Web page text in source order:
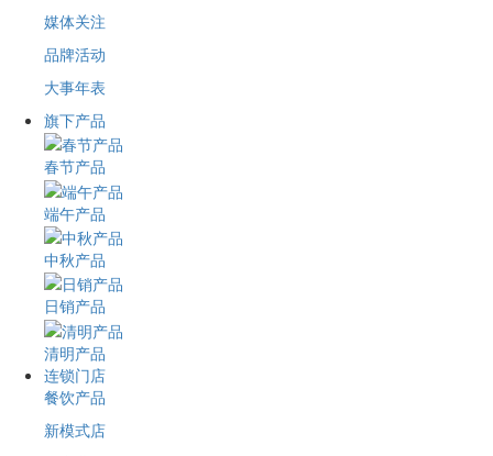
媒体关注
品牌活动
大事年表
旗下产品
春节产品
端午产品
中秋产品
日销产品
清明产品
连锁门店
餐饮产品
新模式店